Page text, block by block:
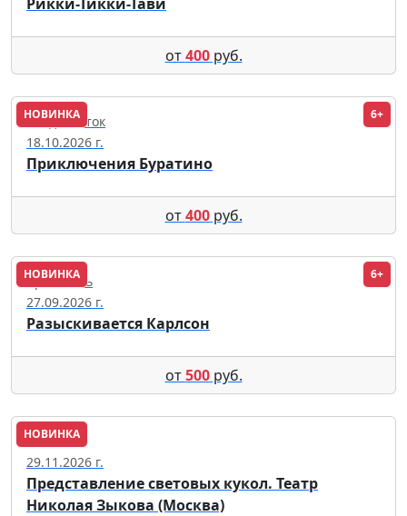
от400руб.
НОВИНКА 6+
Владивосток
18.10.2026 г.
Приключения Буратино
от400руб.
НОВИНКА 6+
Ярославль
27.09.2026 г.
Разыскивается Карлсон
от500руб.
НОВИНКА
Пенза
29.11.2026 г.
Представление световых кукол. Театр
Николая Зыкова (Москва)